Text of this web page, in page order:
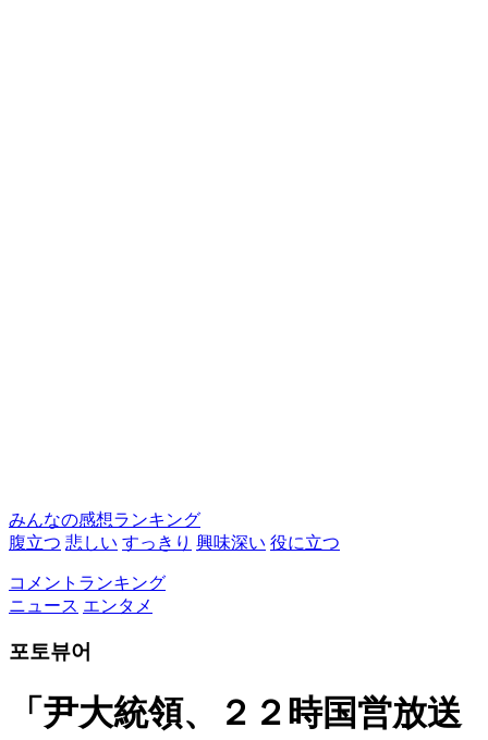
みんなの感想ランキング
腹立つ 悲しい すっきり 興味深い 役に立つ
コメントランキング
ニュース エンタメ
포토뷰어
「尹大統領、２２時国営放送